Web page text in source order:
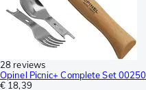
28 reviews
Opinel Picnic+ Complete Set
€ 18,39